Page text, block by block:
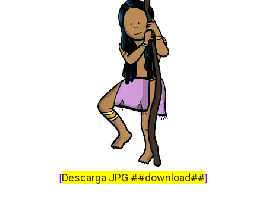
[Descarga JPG ##download##]